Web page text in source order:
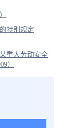
特别规定
重大劳动安全
）